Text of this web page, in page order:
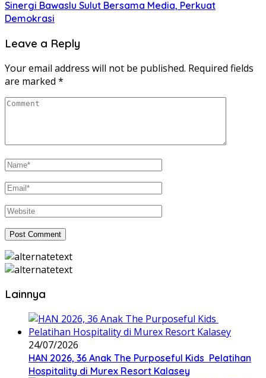
Sinergi Bawaslu Sulut Bersama Media, Perkuat
Demokrasi
Leave a Reply
Your email address will not be published. Required fields
are marked *
Lainnya
24/07/2026
HAN 2026, 36 Anak The Purposeful Kids Pelatihan
Hospitality di Murex Resort Kalasey